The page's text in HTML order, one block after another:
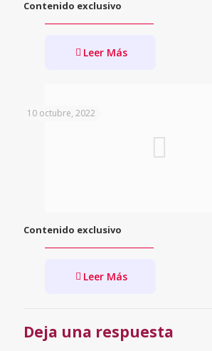
Contenido exclusivo
Leer Más
10 octubre, 2022
Contenido exclusivo
Leer Más
Deja una respuesta